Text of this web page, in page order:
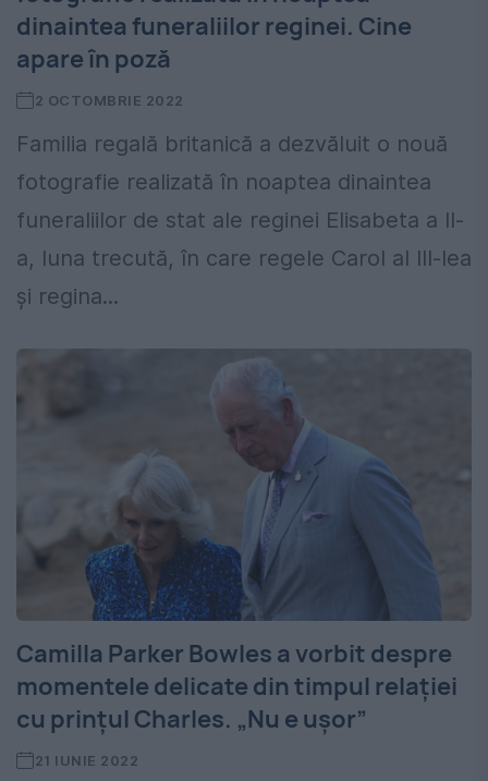
dinaintea funeraliilor reginei. Cine
apare în poză
2 OCTOMBRIE 2022
Familia regală britanică a dezvăluit o nouă
fotografie realizată în noaptea dinaintea
funeraliilor de stat ale reginei Elisabeta a II-
a, luna trecută, în care regele Carol al III-lea
și regina...
Camilla Parker Bowles a vorbit despre
momentele delicate din timpul relației
cu prințul Charles. „Nu e ușor”
21 IUNIE 2022